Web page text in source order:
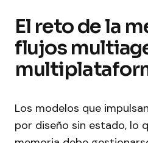
El reto de la
flujos
Los modelos que
por diseño sin estado, lo